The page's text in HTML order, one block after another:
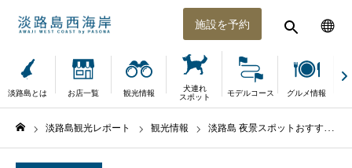
施設を予約
淡路島とは お店一覧 観光情報
犬連れ
スポット
モデルコース グルメ情報
淡路島観光レポート 観光情報 淡路島 夜景スポットおすすめ6選